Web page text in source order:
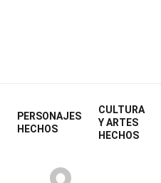
PERSONAJES
HECHOS
CULTURA
Y ARTES
HECHOS
28